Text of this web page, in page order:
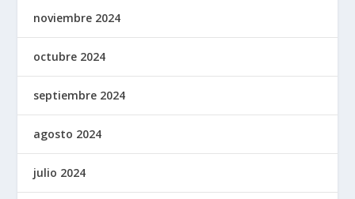
noviembre 2024
octubre 2024
septiembre 2024
agosto 2024
julio 2024